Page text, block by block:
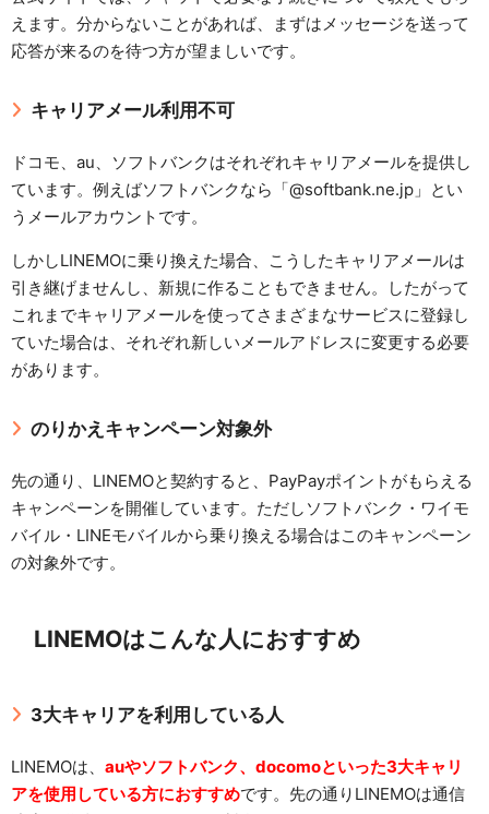
えます。分からないことがあれば、まずはメッセージを送って
応答が来るのを待つ方が望ましいです。
キャリアメール利用不可
ドコモ、au、ソフトバンクはそれぞれキャリアメールを提供し
ています。例えばソフトバンクなら「@softbank.ne.jp」とい
うメールアカウントです。
しかしLINEMOに乗り換えた場合、こうしたキャリアメールは
引き継げませんし、新規に作ることもできません。したがって
これまでキャリアメールを使ってさまざまなサービスに登録し
ていた場合は、それぞれ新しいメールアドレスに変更する必要
があります。
のりかえキャンペーン対象外
先の通り、LINEMOと契約すると、PayPayポイントがもらえる
キャンペーンを開催しています。ただしソフトバンク・ワイモ
バイル・LINEモバイルから乗り換える場合はこのキャンペーン
の対象外です。
LINEMOはこんな人におすすめ
3大キャリアを利用している人
LINEMOは、 auやソフトバンク、docomoといった3大キャリ
アを使用している方におすすめです。先の通りLINEMOは通信